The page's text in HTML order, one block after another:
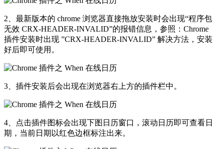
2、最新版本的 chrome 浏览器直接拖放安装时会出现“程序包
无效 CRX-HEADER-INVALID”的报错信息，参照：Chrome
插件安装时出现 ”CRX-HEADER-INVALID” 解决方法，安装
好后即可使用。
3、插件安装后会出现在浏览器右上方的插件栏中。
4、点击插件图标会出现下图日历窗口，滚动日历即可查看日
期，当前日期以红色边框标注出来。